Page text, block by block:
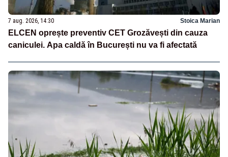
7 aug. 2026, 14:30 Stoica Marian
ELCEN oprește preventiv CET Grozăvești din cauza
caniculei. Apa caldă în București nu va fi afectată